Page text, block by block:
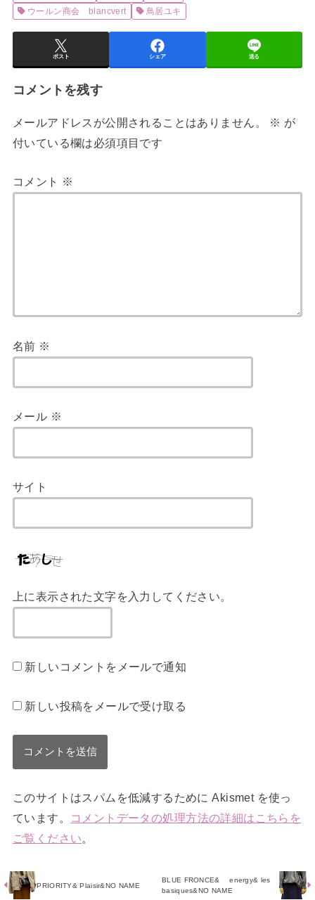
ウールン商会 blancvert
鳥居ユキ
ポスト シェア 送る
コメントを残す
メールアドレスが公開されることはありません。 ※ が
付いている欄は必須項目です
コメント ※
名前 ※
メール ※
サイト
上に表示された文字を入力してください。
新しいコメントをメールで通知
新しい投稿をメールで受け取る
このサイトはスパムを低減するために Akismet を使っ
ています。
コメントデータの処理方法の詳細はこちらを
ご覧ください。
PRIORITY& Plaisir&NO NAME
BLUE FRONCE& energy& les
basiques&NO NAME